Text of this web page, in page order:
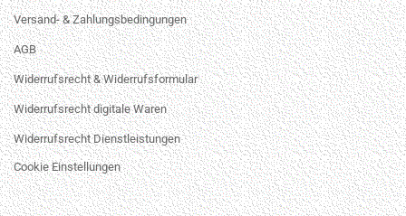
Versand- & Zahlungsbedingungen
AGB
Widerrufsrecht & Widerrufsformular
Widerrufsrecht digitale Waren
Widerrufsrecht Dienstleistungen
Cookie Einstellungen